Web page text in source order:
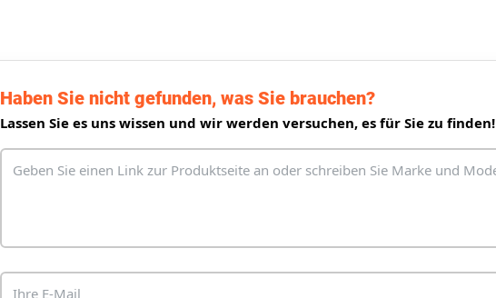
e
e
e
l
e
d
Haben Sie nicht gefunden, was Sie brauchen?
Lassen Sie es uns wissen und wir werden versuchen, es für Sie zu finden!